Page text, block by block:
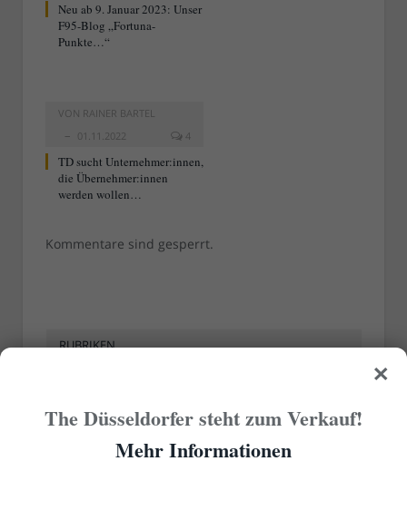
Neu ab 9. Januar 2023: Unser
F95-Blog „Fortuna-
Punkte…“
VON RAINER BARTEL
01.11.2022
4
TD sucht Unternehmer:innen,
die Übernehmer:innen
werden wollen…
Kommentare sind gesperrt.
RUBRIKEN
×
The Düsseldorfer steht zum Verkauf!
Mehr Informationen